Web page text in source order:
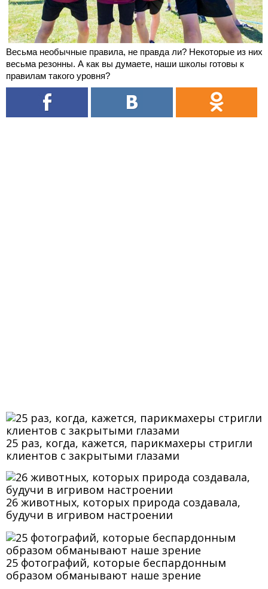
Весьма необычные правила, не правда ли? Некоторые из них
весьма резонны. А как вы думаете, наши школы готовы к
правилам такого уровня?
25 раз, когда, кажется, парикмахеры стригли
клиентов с закрытыми глазами
26 животных, которых природа создавала,
будучи в игривом настроении
25 фотографий, которые беспардонным
образом обманывают наше зрение